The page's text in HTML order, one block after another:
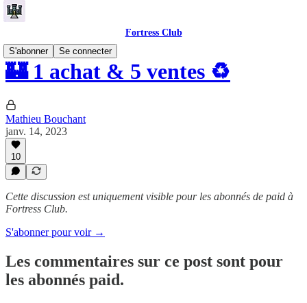
Fortress Club
S'abonner
Se connecter
🏰 1 achat & 5 ventes ♻️
Mathieu Bouchant
janv. 14, 2023
10
Cette discussion est uniquement visible pour les abonnés de paid à
Fortress Club.
S'abonner pour voir →
Les commentaires sur ce post sont pour
les abonnés paid.